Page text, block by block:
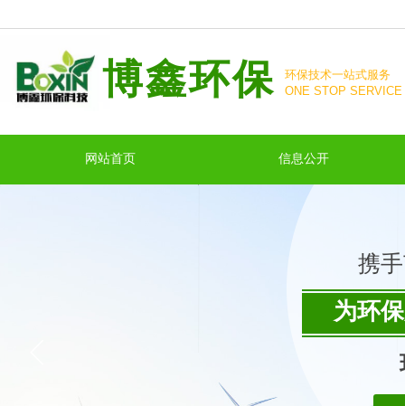
博鑫环保
环保技术一站式服务
ONE STOP
网站首页 信息公开
携
为环